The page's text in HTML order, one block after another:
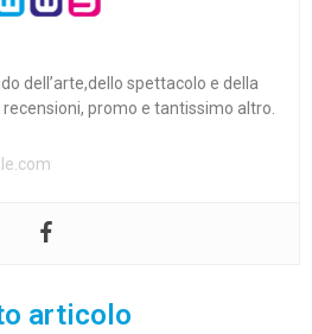
dell’arte,dello spettacolo e della
promo e tantissimo altro.
articolo